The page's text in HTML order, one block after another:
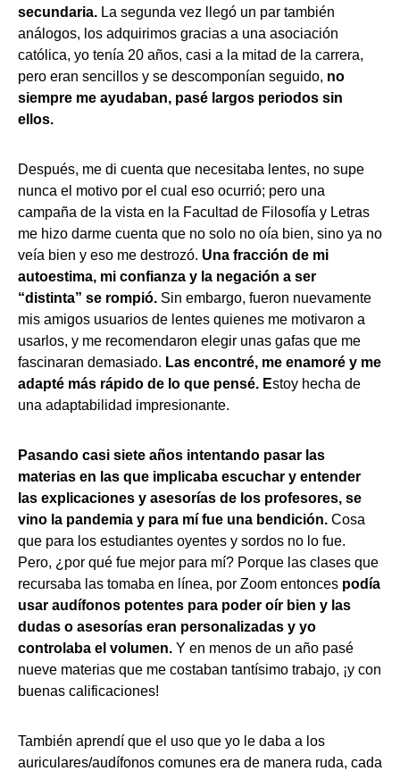
secundaria. La segunda vez llegó un par también
análogos, los adquirimos gracias a una asociación
católica, yo tenía 20 años, casi a la mitad de la carrera,
pero eran sencillos y se descomponían seguido, no
siempre me ayudaban, pasé largos periodos sin
ellos.
Después, me di cuenta que necesitaba lentes, no supe
nunca el motivo por el cual eso ocurrió; pero una
campaña de la vista en la Facultad de Filosofía y Letras
me hizo darme cuenta que no solo no oía bien, sino ya no
veía bien y eso me destrozó. Una fracción de mi
autoestima, mi confianza y la negación a ser
“distinta” se rompió. Sin embargo, fueron nuevamente
mis amigos usuarios de lentes quienes me motivaron a
usarlos, y me recomendaron elegir unas gafas que me
fascinaran demasiado. Las encontré, me enamoré y me
adapté más rápido de lo que pensé. Estoy hecha de
una adaptabilidad impresionante.
Pasando casi siete años intentando pasar las
materias en las que implicaba escuchar y entender
las explicaciones y asesorías de los profesores, se
vino la pandemia y para mí fue una bendición. Cosa
que para los estudiantes oyentes y sordos no lo fue.
Pero, ¿por qué fue mejor para mí? Porque las clases que
recursaba las tomaba en línea, por Zoom entonces podía
usar audífonos potentes para poder oír bien y las
dudas o asesorías eran personalizadas y yo
controlaba el volumen. Y en menos de un año pasé
nueve materias que me costaban tantísimo trabajo, ¡y con
buenas calificaciones!
También aprendí que el uso que yo le daba a los
auriculares/audífonos comunes era de manera ruda, cada